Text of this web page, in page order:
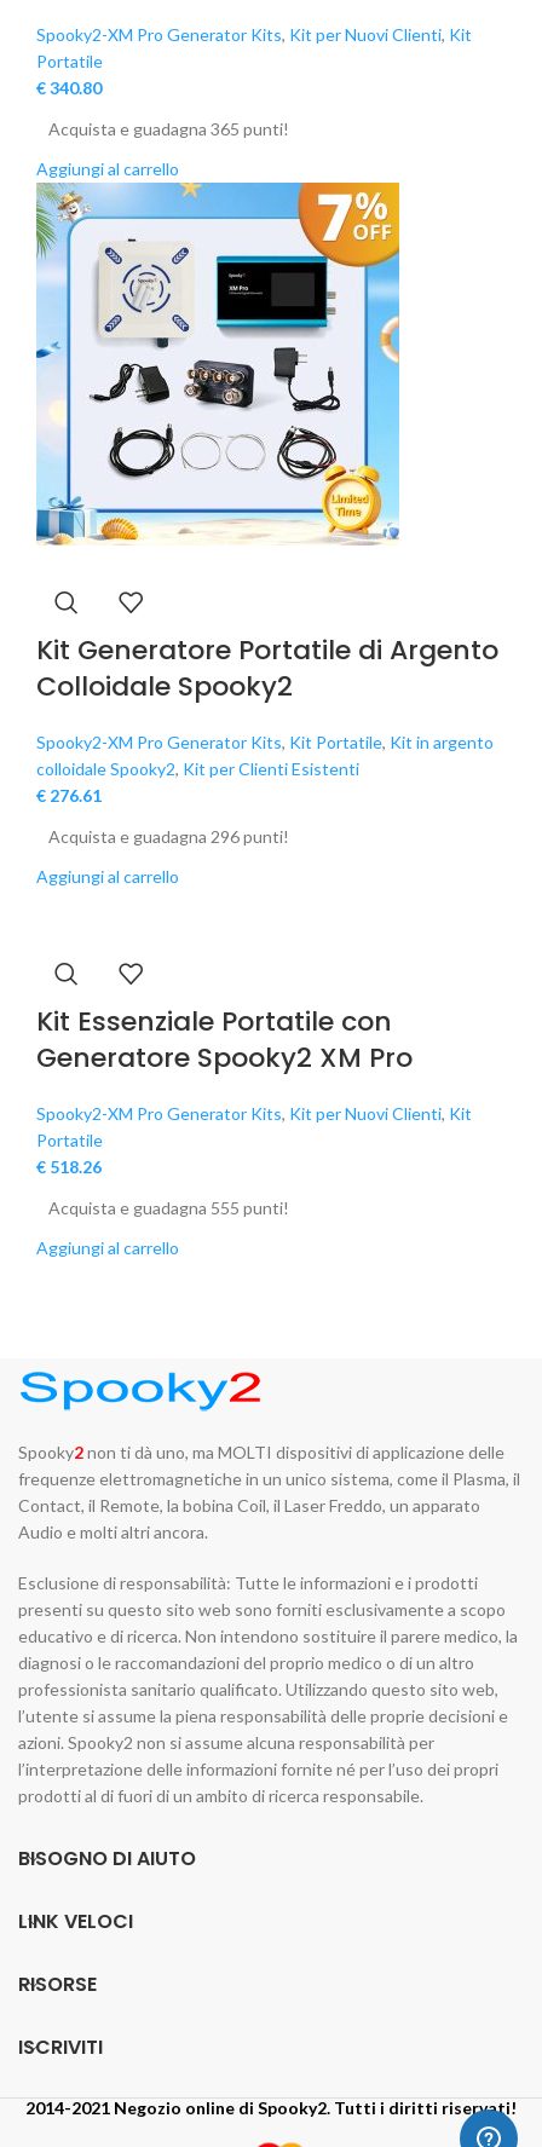
Spooky2-XM Pro Generator Kits, Kit per Nuovi Clienti, Kit
Portatile
€340.80
Acquista e guadagna 365 punti!
Aggiungi al carrello
Kit Generatore Portatile di Argento
Colloidale Spooky2
Spooky2-XM Pro Generator Kits, Kit Portatile, Kit in argento
colloidale Spooky2, Kit per Clienti Esistenti
€ 276.61
Acquista e guadagna 296 punti!
Aggiungi al carrello
Kit Essenziale Portatile con
Generatore Spooky2 XM Pro
Spooky2-XM Pro Generator Kits, Kit per Nuovi Clienti, Kit
Portatile
€ 518.26
Acquista e guadagna 555 punti!
Aggiungi al carrello
Spooky2non ti dà uno, ma MOLTI dispositivi di applicazione delle
frequenze elettromagnetiche in un unico sistema, come il Plasma, il
Contact, il Remote, la bobina Coil, il Laser Freddo, un apparato
Audio e molti altri ancora.
Esclusione di responsabilità: Tutte le informazioni e i prodotti
presenti su questo sito web sono forniti esclusivamente a scopo
educativo e di ricerca. Non intendono sostituire il parere medico, la
diagnosi o le raccomandazioni del proprio medico o di un altro
professionista sanitario qualificato. Utilizzando questo sito web,
l’utente si assume la piena responsabilità delle proprie decisioni e
azioni. Spooky2 non si assume alcuna responsabilità per
l’interpretazione delle informazioni fornite né per l’uso dei propri
prodotti al di fuori di un ambito di ricerca responsabile.
BISOGNO DI AIUTO
LINK VELOCI
RISORSE
ISCRIVITI
2014-2021 Negozio online di Spooky2. Tutti i diritti riservati!